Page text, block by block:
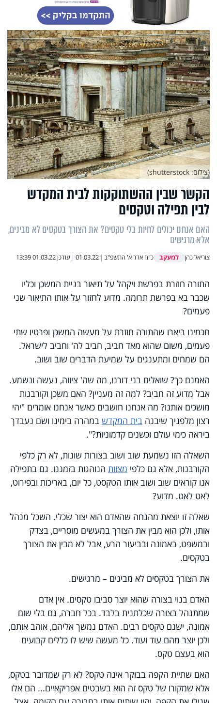
הקשר שבין ההשתוקקות לבית המקדש
לבין תפילה וטקסים
האם אנחנו יכולים לחיות בלי טקסים? את הצורך בטקסים לא מבינים,
אלא מרגישים
צוריאל כהן למעקב כ"ח אדר א' התשפ"ב |
01.03.22
| עודכן01.03.22 13:39
(צילום: shutterstock)
התורה חוזרת בפרשת ויקהל על תיאור בניית המשכן וכליו
שכבר בא בפרשת תרומה. מדוע לחזור על אותו התיאור שני
פעמים?
חכמינו ביארו שהתורה חוזרת על מעשה המשכן ופרטיו שתי
פעמים, משום שהוא מאד חביב, חביב לה' וחביב לישראל.
הם שמחים ומתענגים על שמיעת הדברים שוב ושוב.
האמנם כך? שואלים בני דורנו, מה שה' ציווה, נעשה ונשמע.
אבל מדוע זה חביב? למה זה מעניין? האם משכן וקורבנות
מושכים אותנו? מה אנחנו חושבים כאשר אנחנו אומרים "יהי
רצון מלפניך שיבנה בית המקדש במהרה בימינו ושם נעבדך
ביראה כימי עולם וכשנים קדמוניות?".
השאלה הזו נשמעת שוב ושוב בצורות שונות, לא רק כלפי
הקורבנות, אלא גם כלפי מצוות הנוהגות בזמננו. גם בתפילה
אנו קוראים שוב ושוב אותו הטקסט, כל יום, באריכות ובפירוט,
לאט לאט. מדוע?
שאלה זו יוצאת מהנחה שהאדם הוא יצור שכלי. השכל מנהל
אותו, ולכן הוא מבין את הצורך במעשים מוסריים, בצדק
ובמשפט, באמונה ובביעור הרע, אבל לא מבין את הצורך
בטקסים.
את הצורך בטקסים לא מבינים – מרגישים.
האדם בנוי בצורה שהוא יוצר סביבו טקסים. אין אדם
שמתנהל בצורה שכלתנית בלבד. בכל חברה, גם בלי שום
אמונה, ישנם טקסים רבים. האדם נמשך אליהם, אוהב אותם,
ולכן יוצר מהם עוד ועוד. כל מעשה שיש לו כללים קבועים
הוא בעצם טקס.
האם שתיית הקפה בבוקר אינה טקס? לא רק שמדובר בטקס,
אלא שמקורו של טקס זה הוא בשבטים אפריקאיים... הם אלו